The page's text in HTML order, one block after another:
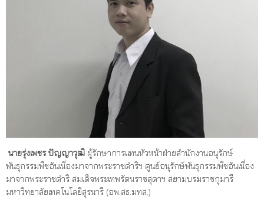
นายรุ่งเพชร ปัญญาวุฒิ ผู้รักษาการแทนหัวหน้าฝ่ายสำนักงานอนุรักษ์
พันธุกรรมพืชอันเนื่องมาจากพระราชดำริฯ ศูนย์อนุรักษ์พันธุกรรมพืชอันเนื่อง
มาจากพระราชดำริ สมเด็จพระเทพรัตนราชสุดาฯ สยามบรมราชกุมารี
มหาวิทยาลัยเทคโนโลยีสุรนารี (อพ.สธ.มทส.)